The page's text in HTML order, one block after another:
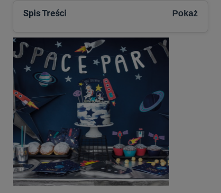
Spis Treści Pokaż